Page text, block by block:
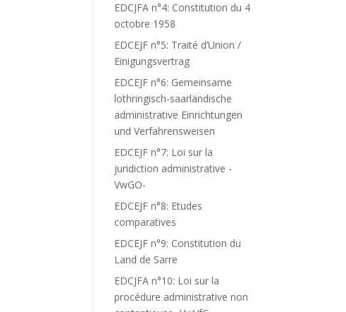
EDCJFA n°4: Constitution du 4
octobre 1958
EDCEJF n°5: Traité d’Union /
Einigungsvertrag
EDCEJF n°6: Gemeinsame
lothringisch-saarländische
administrative Einrichtungen
und Verfahrensweisen
EDCEJF n°7: Loi sur la
juridiction administrative -
VwGO-
EDCEJF n°8: Etudes
comparatives
EDCEJF n°9: Constitution du
Land de Sarre
EDCJFA n°10: Loi sur la
procédure administrative non